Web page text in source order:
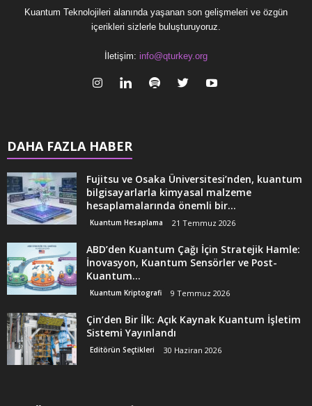
Kuantum Teknolojileri alanında yaşanan son gelişmeleri ve özgün
içerikleri sizlerle buluşturuyoruz.
İletişim: info@qturkey.org
DAHA FAZLA HABER
Fujitsu ve Osaka Üniversitesi’nden, kuantum
bilgisayarlarla kimyasal malzeme
hesaplamalarında önemli bir...
Kuantum Hesaplama 21 Temmuz 2026
ABD’den Kuantum Çağı İçin Stratejik Hamle:
İnovasyon, Kuantum Sensörler ve Post-
Kuantum...
Kuantum Kriptografi 9 Temmuz 2026
Çin’den Bir İlk: Açık Kaynak Kuantum İşletim
Sistemi Yayınlandı
Editörün Seçtikleri 30 Haziran 2026